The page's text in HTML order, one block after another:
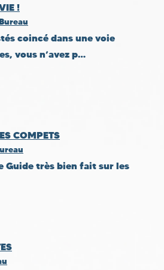
!
coincé dans une voie
vous n’avez p…
COMPETS
Guide très bien fait sur les